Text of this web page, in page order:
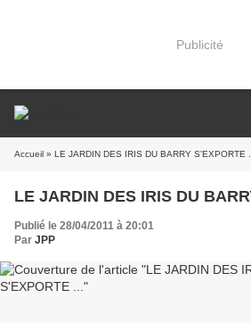
Publicité
Accueil » LE JARDIN DES IRIS DU BARRY S'EXPORTE ...
LE JARDIN DES IRIS DU
Publié le 28/04/2011 à 20:01
Par JPP